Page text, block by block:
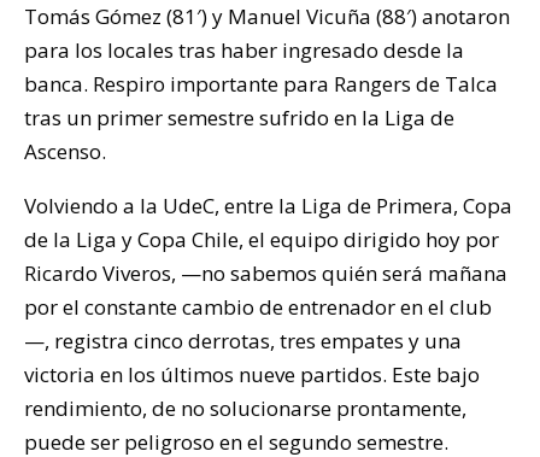
Tomás Gómez (81′) y Manuel Vicuña (88′) anotaron
para los locales tras haber ingresado desde la
banca. Respiro importante para Rangers de Talca
tras un primer semestre sufrido en la Liga de
Ascenso.
Volviendo a la UdeC, entre la Liga de Primera, Copa
de la Liga y Copa Chile, el equipo dirigido hoy por
Ricardo Viveros, —no sabemos quién será mañana
por el constante cambio de entrenador en el club
—, registra cinco derrotas, tres empates y una
victoria en los últimos nueve partidos. Este bajo
rendimiento, de no solucionarse prontamente,
puede ser peligroso en el segundo semestre.